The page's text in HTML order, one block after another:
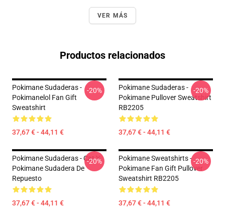
VER MÁS
Productos relacionados
Pokimane Sudaderas -
Pokimanelol Fan Gift
Sweatshirt
37,67 € - 44,11 €
-20%
Pokimane Sudaderas -
Pokimane Pullover Sweatshirt
RB2205
37,67 € - 44,11 €
-20%
Pokimane Sudaderas - Cat Y
Pokimane Sudadera De
Repuesto
37,67 € - 44,11 €
-20%
Pokimane Sweatshirts -
Pokimane Fan Gift Pullover
Sweatshirt RB2205
37,67 € - 44,11 €
-20%